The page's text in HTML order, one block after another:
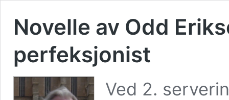
Novelle av Odd
perfeksjonist
Ved 2.